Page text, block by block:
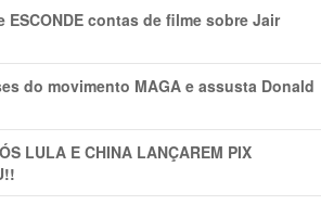
ESCONDE contas de filme sobre Jair
do movimento MAGA e assusta Donald
LULA E CHINA LANÇAREM PIX